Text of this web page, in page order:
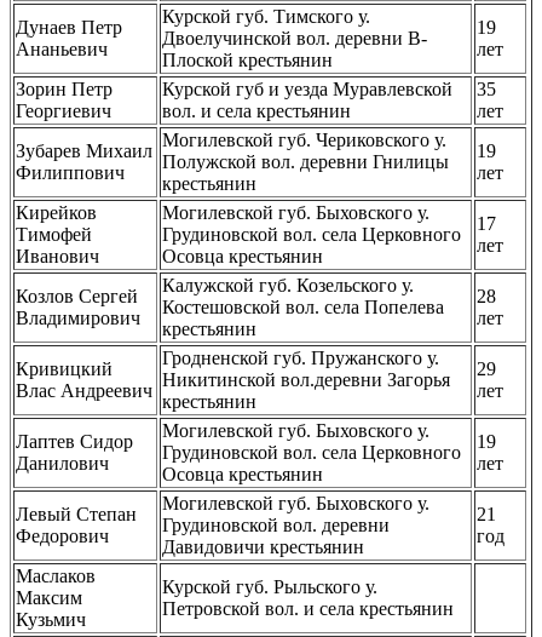
Дунаев Петр
Ананьевич
Курской губ. Тимского у.
Двоелучинской вол. деревни В-
Плоской крестьянин
19
лет
Зорин Петр
Георгиевич
Курской губ и уезда Муравлевской
вол. и села крестьянин
35
лет
Зубарев Михаил
Филиппович
Могилевской губ. Чериковского у.
Полужской вол. деревни Гнилицы
крестьянин
19
лет
Кирейков
Тимофей
Иванович
Могилевской губ. Быховского у.
Грудиновской вол. села Церковного
Осовца крестьянин
17
лет
Козлов Сергей
Владимирович
Калужской губ. Козельского у.
Костешовской вол. села Попелева
крестьянин
28
лет
Кривицкий
Влас Андреевич
Гродненской губ. Пружанского у.
Никитинской вол.деревни Загорья
крестьянин
29
лет
Лаптев Сидор
Данилович
Могилевской губ. Быховского у.
Грудиновской вол. села Церковного
Осовца крестьянин
19
лет
Левый Степан
Федорович
Могилевской губ. Быховского у.
Грудиновской вол. деревни
Давидовичи крестьянин
21
год
Маслаков
Максим
Кузьмич
Курской губ. Рыльского у.
Петровской вол. и села крестьянин